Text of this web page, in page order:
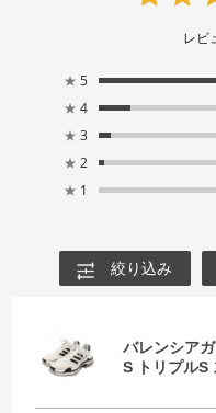
レビ
★ 5
★ 4
★ 3
★ 2
★ 1
絞り込み
バレンシア
S トリプルS